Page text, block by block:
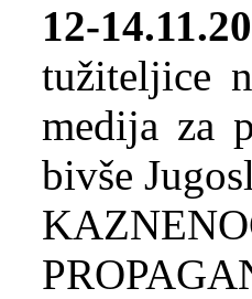
12-
tužiteljice
medija za
bivše